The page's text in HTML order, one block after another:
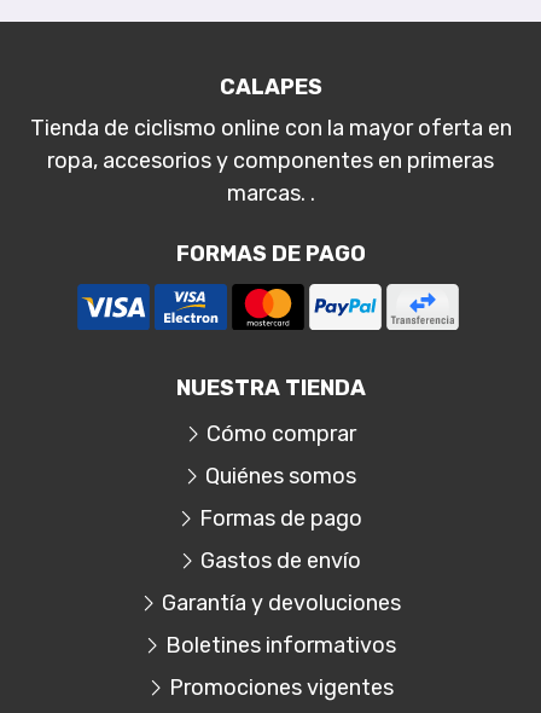
CALAPES
Tienda de ciclismo online con la mayor oferta en
ropa, accesorios y componentes en primeras
marcas. .
FORMAS DE PAGO
NUESTRA TIENDA
Cómo comprar
Quiénes somos
Formas de pago
Gastos de envío
Garantía y devoluciones
Boletines informativos
Promociones vigentes